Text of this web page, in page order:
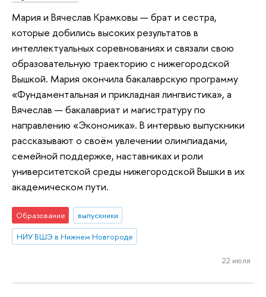
Мария и Вячеслав Крамковы — брат и сестра,
которые добились высоких результатов в
интеллектуальных соревнованиях и связали свою
образовательную траекторию с нижегородской
Вышкой. Мария окончила бакалаврскую программу
«Фундаментальная и прикладная лингвистика», а
Вячеслав — бакалавриат и магистратуру по
направлению «Экономика». В интервью выпускники
рассказывают о своём увлечении олимпиадами,
семейной поддержке, наставниках и роли
университетской среды нижегородской Вышки в их
академическом пути.
Образование
выпускники
НИУ ВШЭ в Нижнем Новгороде
22 июля